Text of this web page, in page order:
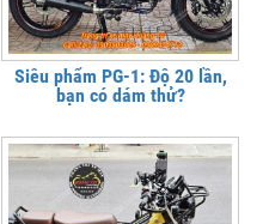
Siêu phẩm PG-1: Độ 20 lần,
bạn có dám thử?